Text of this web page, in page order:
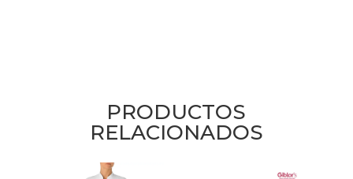
PRODUCTOS
RELACIONADOS